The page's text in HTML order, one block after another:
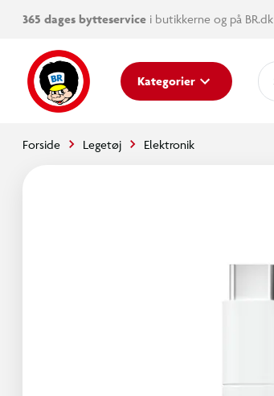
365 dages bytteservice i butikkerne og på BR.dk
Kategorier
Forside Legetøj Elektronik